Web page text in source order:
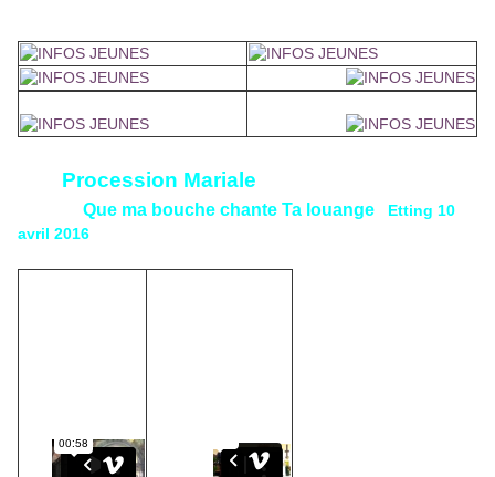
Procession Mariale
Que ma bouche chante Ta louange
Etting 10
avril 2016